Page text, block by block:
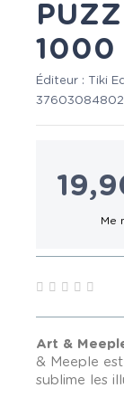
1000
Éditeur : Tiki
Art &
& Meeple
sublime les